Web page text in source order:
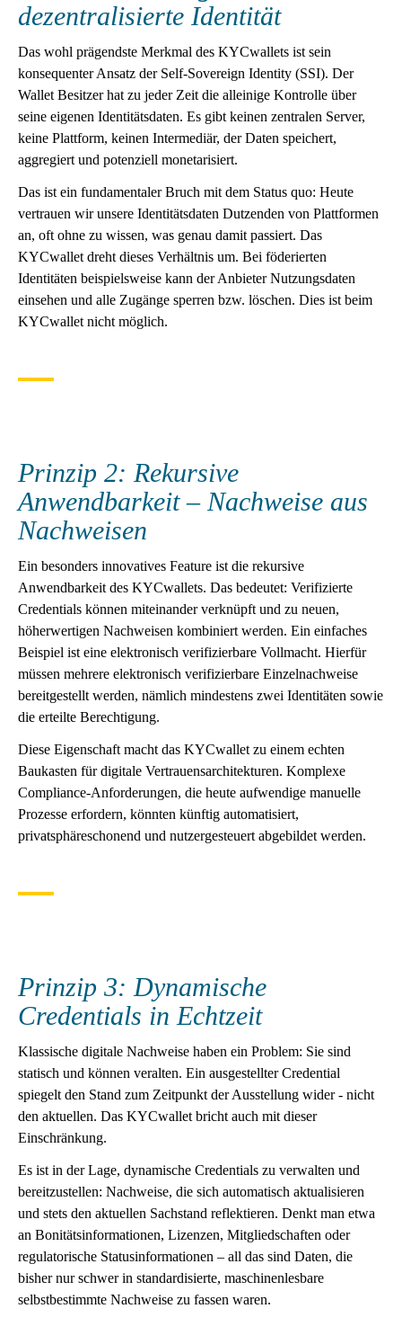
dezentralisierte Identität
Das wohl prägendste Merkmal des KYCwallets ist sein
konsequenter Ansatz der Self-Sovereign Identity (SSI). Der
Wallet Besitzer hat zu jeder Zeit die alleinige Kontrolle über
seine eigenen Identitätsdaten. Es gibt keinen zentralen Server,
keine Plattform, keinen Intermediär, der Daten speichert,
aggregiert und potenziell monetarisiert.
Das ist ein fundamentaler Bruch mit dem Status quo: Heute
vertrauen wir unsere Identitätsdaten Dutzenden von Plattformen
an, oft ohne zu wissen, was genau damit passiert. Das
KYCwallet dreht dieses Verhältnis um. Bei föderierten
Identitäten beispielsweise kann der Anbieter Nutzungsdaten
einsehen und alle Zugänge sperren bzw. löschen. Dies ist beim
KYCwallet nicht möglich.
Prinzip 2: Rekursive
Anwendbarkeit – Nachweise aus
Nachweisen
Ein besonders innovatives Feature ist die rekursive
Anwendbarkeit des KYCwallets. Das bedeutet: Verifizierte
Credentials können miteinander verknüpft und zu neuen,
höherwertigen Nachweisen kombiniert werden. Ein einfaches
Beispiel ist eine elektronisch verifizierbare Vollmacht. Hierfür
müssen mehrere elektronisch verifizierbare Einzelnachweise
bereitgestellt werden, nämlich mindestens zwei Identitäten sowie
die erteilte Berechtigung.
Diese Eigenschaft macht das KYCwallet zu einem echten
Baukasten für digitale Vertrauensarchitekturen. Komplexe
Compliance-Anforderungen, die heute aufwendige manuelle
Prozesse erfordern, könnten künftig automatisiert,
privatsphäreschonend und nutzergesteuert abgebildet werden.
Prinzip 3: Dynamische
Credentials in Echtzeit
Klassische digitale Nachweise haben ein Problem: Sie sind
statisch und können veralten. Ein ausgestellter Credential
spiegelt den Stand zum Zeitpunkt der Ausstellung wider - nicht
den aktuellen. Das KYCwallet bricht auch mit dieser
Einschränkung.
Es ist in der Lage, dynamische Credentials zu verwalten und
bereitzustellen: Nachweise, die sich automatisch aktualisieren
und stets den aktuellen Sachstand reflektieren. Denkt man etwa
an Bonitätsinformationen, Lizenzen, Mitgliedschaften oder
regulatorische Statusinformationen – all das sind Daten, die
bisher nur schwer in standardisierte, maschinenlesbare
selbstbestimmte Nachweise zu fassen waren.